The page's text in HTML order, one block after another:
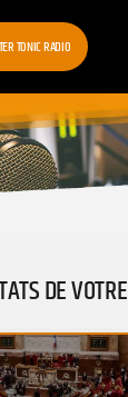
TONIC RADIO
DE VOTRE